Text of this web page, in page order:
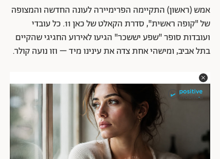
אמש (ראשון) התקיימה הפרימיירה לעונה החדשה והמצופה
של "קופה ראשית", סדרת הקאלט של כאן 11. כל עובדי
ועובדות סופר "שפע יששכר" הגיעו לאירוע החגיגי שהקיים
בתל אביב, ומישהי אחת צדה את עינינו מיד – וזו נועה קולר.